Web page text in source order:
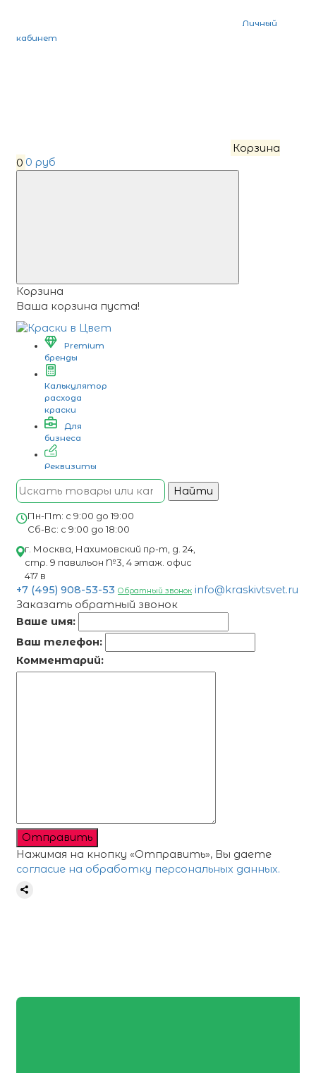
Личный
кабинет
Корзина
0 0 руб
Корзина
Ваша корзина пуста!
Premium
бренды
Калькулятор
расхода
краски
Для
бизнеса
Реквизиты
Найти
Пн-Пт: с 9:00 до 19:00
Сб-Вс: с 9:00 до 18:00
г. Москва, Нахимовский пр-т, д. 24,
стр. 9 павильон №3, 4 этаж. офис
417 в
+7 (495) 908-53-53 Обратный звонок info@kraskivtsvet.ru
Заказать обратный звонок
Ваше имя:
Ваш телефон:
Комментарий:
Отправить
Нажимая на кнопку «Отправить», Вы даете
согласие на обработку персональных данных.